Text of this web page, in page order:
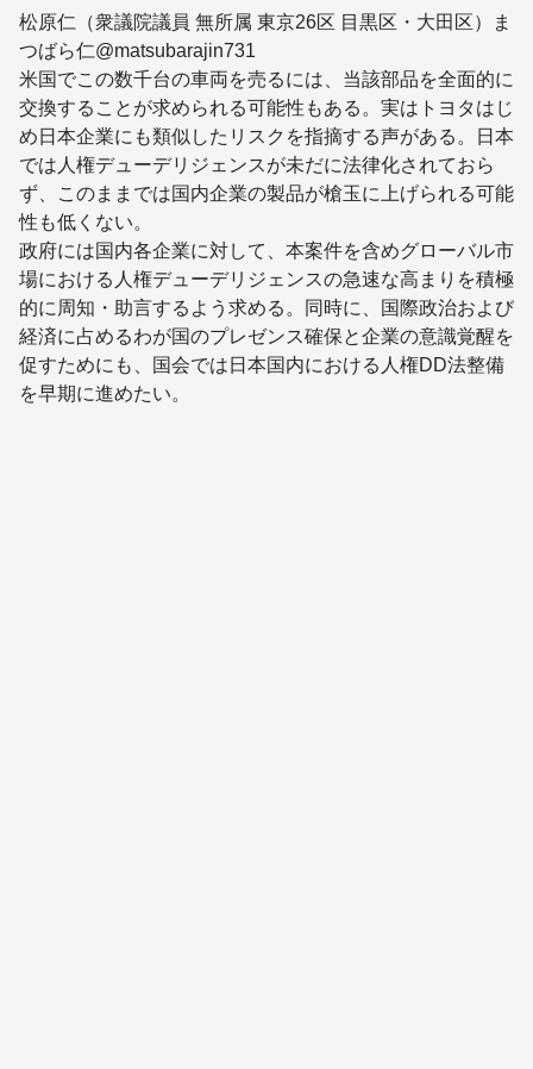
松原仁（衆議院議員 無所属 東京26区 目黒区・大田区）ま
つばら仁@matsubarajin731
米国でこの数千台の車両を売るには、当該部品を全面的に
交換することが求められる可能性もある。実はトヨタはじ
め日本企業にも類似したリスクを指摘する声がある。日本
では人権デューデリジェンスが未だに法律化されておら
ず、このままでは国内企業の製品が槍玉に上げられる可能
性も低くない。
政府には国内各企業に対して、本案件を含めグローバル市
場における人権デューデリジェンスの急速な高まりを積極
的に周知・助言するよう求める。同時に、国際政治および
経済に占めるわが国のプレゼンス確保と企業の意識覚醒を
促すためにも、国会では日本国内における人権DD法整備
を早期に進めたい。